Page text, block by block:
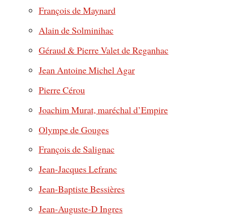
François de Maynard
Alain de Solminihac
Géraud & Pierre Valet de Reganhac
Jean Antoine Michel Agar
Pierre Cérou
Joachim Murat, maréchal d’Empire
Olympe de Gouges
François de Salignac
Jean-Jacques Lefranc
Jean-Baptiste Bessières
Jean-Auguste-D Ingres